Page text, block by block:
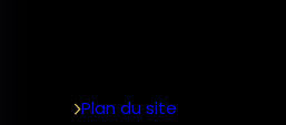
Plan du site